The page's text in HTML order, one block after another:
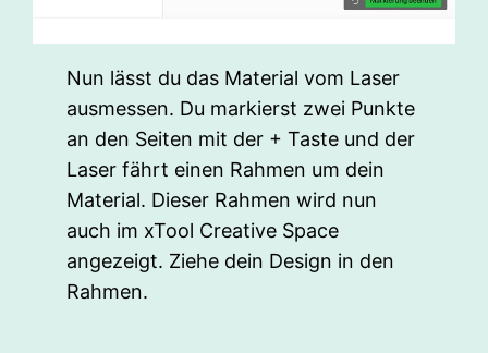
Nun lässt du das Material vom Laser
ausmessen. Du markierst zwei Punkte
an den Seiten mit der + Taste und der
Laser fährt einen Rahmen um dein
Material. Dieser Rahmen wird nun
auch im xTool Creative Space
angezeigt. Ziehe dein Design in den
Rahmen.